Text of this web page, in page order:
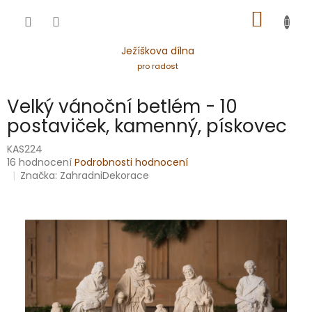
Ježíškova dílna
pro radost
KOŠÍK
Velký vánoční betlém - 10
postaviček, kamenný, pískovec
KAS224
Průměrné
hodnocení
hvězdiček.
16 hodnocení Podrobnosti hodnocení
Značka: ZahradniDekorace